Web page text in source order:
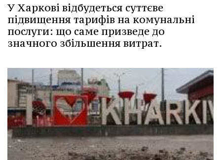
У Харкові відбудеться суттєве
підвищення тарифів на комунальні
послуги: що саме призведе до
значного збільшення витрат.